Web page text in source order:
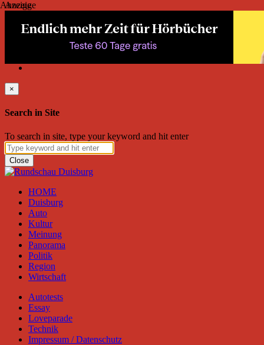
Donnerstag, August 06, 2026
Friend on Facebook Follow on Twitter
×
Search in Site
To search in site, type your keyword and hit enter
Close
HOME
Duisburg
Auto
Kultur
Meinung
Panorama
Politik
Region
Wirtschaft
Autotests
Essay
Loveparade
Technik
Impressum / Datenschutz
Anzeige
Anzeige